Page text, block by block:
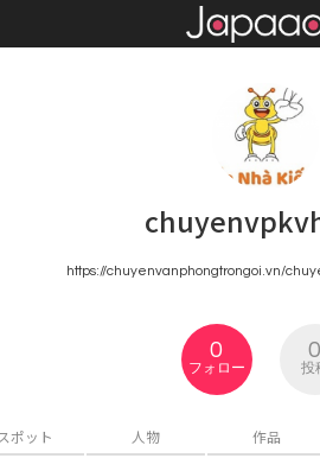
https://chuyenvanphongtrongoi.vn/
0
フォロー
0
投
スポット 人物 作品